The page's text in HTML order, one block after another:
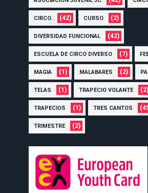
CIRCO. (42) CURSO (2)
DIVERSIDAD FUNCIONAL (42)
ESCUELA DE CIRCO DIVERSO (7)
MAGIA (1) MALABARES (2)
TELAS (1) TRAPECIO VOLANTE (2)
TRAPECIOS (1) TRES CANTOS
TRIMESTRE (2)